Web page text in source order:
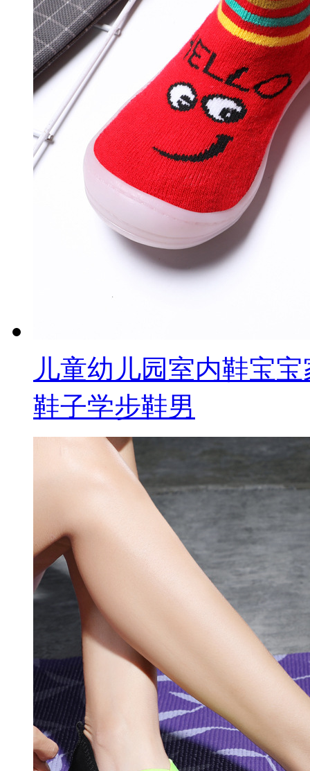
儿童幼儿园室内鞋宝
鞋子学步鞋男